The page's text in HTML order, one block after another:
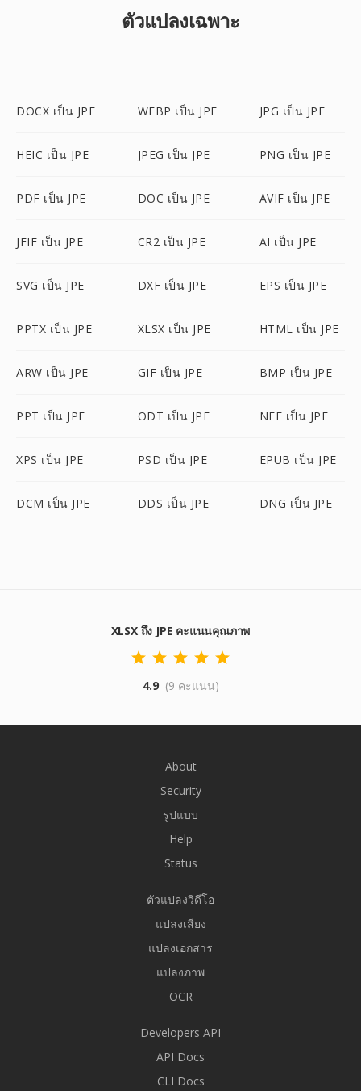
ตัวแปลงเฉพาะ
DOCX เป็น JPE WEBP เป็น JPE JPG เป็น JPE
HEIC เป็น JPE JPEG เป็น JPE PNG เป็น JPE
PDF เป็น JPE DOC เป็น JPE AVIF เป็น JPE
JFIF เป็น JPE CR2 เป็น JPE AI เป็น JPE
SVG เป็น JPE DXF เป็น JPE EPS เป็น JPE
PPTX เป็น JPE XLSX เป็น JPE HTML เป็น JPE
ARW เป็น JPE GIF เป็น JPE BMP เป็น JPE
PPT เป็น JPE ODT เป็น JPE NEF เป็น JPE
XPS เป็น JPE PSD เป็น JPE EPUB เป็น JPE
DCM เป็น JPE DDS เป็น JPE DNG เป็น JPE
XLSX ถึง JPE คะแนนคุณภาพ
4.9 (9 คะแนน)
About
Security
รูปแบบ
Help
Status
ตัวแปลงวิดีโอ
แปลงเสียง
แปลงเอกสาร
แปลงภาพ
OCR
Developers API
API Docs
CLI Docs